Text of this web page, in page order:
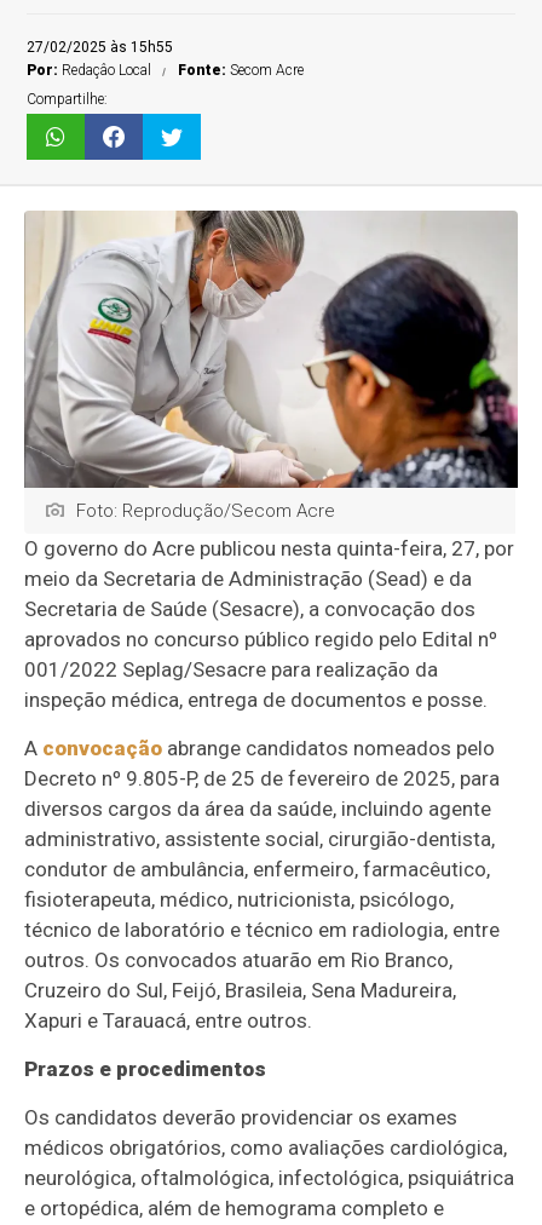
27/02/2025 às 15h55
Por: Redaçâo Local Fonte:Secom Acre
Compartilhe:
Foto: Reprodução/Secom Acre
O governo do Acre publicou nesta quinta-feira, 27, por
meio da Secretaria de Administração (Sead) e da
Secretaria de Saúde (Sesacre), a convocação dos
aprovados no concurso público regido pelo Edital nº
001/2022 Seplag/Sesacre para realização da
inspeção médica, entrega de documentos e posse.
A convocação abrange candidatos nomeados pelo
Decreto nº 9.805-P, de 25 de fevereiro de 2025, para
diversos cargos da área da saúde, incluindo agente
administrativo, assistente social, cirurgião-dentista,
condutor de ambulância, enfermeiro, farmacêutico,
fisioterapeuta, médico, nutricionista, psicólogo,
técnico de laboratório e técnico em radiologia, entre
outros. Os convocados atuarão em Rio Branco,
Cruzeiro do Sul, Feijó, Brasileia, Sena Madureira,
Xapuri e Tarauacá, entre outros.
Prazos e procedimentos
Os candidatos deverão providenciar os exames
médicos obrigatórios, como avaliações cardiológica,
neurológica, oftalmológica, infectológica, psiquiátrica
e ortopédica, além de hemograma completo e